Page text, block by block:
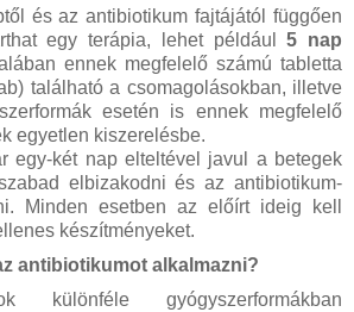
és az antibiotikum fajtájától függően
egy terápia, lehet például
5 nap
ennek megfelelő számú tabletta
található a csomagolásokban, illetve
esetén is ennek megfelelő
egyetlen kiszerelésbe.
egy-két nap elteltével javul a betegek
elbizakodni és az antibiotikum-
Minden esetben az előírt ideig kell
készítményeket.
antibiotikumot alkalmazni?
különféle gyógyszerformákban